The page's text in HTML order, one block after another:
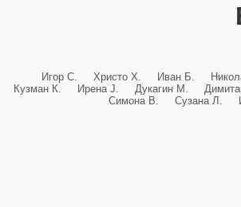
Игор С. Христо Х. Иван Б.
Кузман К. Ирена Ј. Дукагин М.
Симона В. Сузана Л.